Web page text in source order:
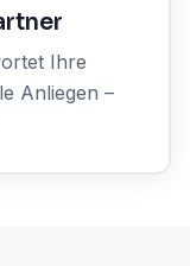
Ihre
Anliegen –